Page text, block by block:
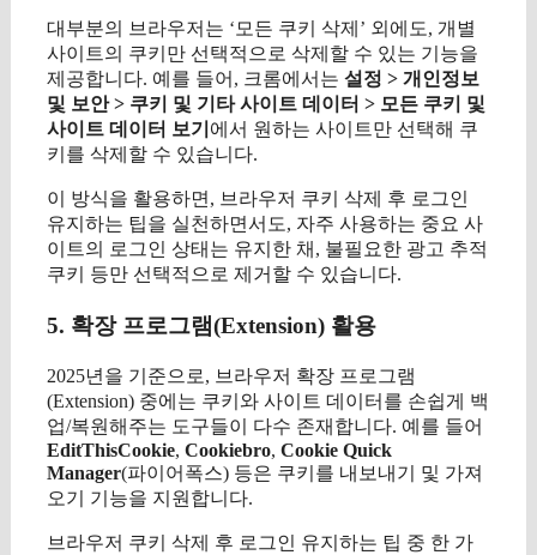
대부분의 브라우저는 ‘모든 쿠키 삭제’ 외에도, 개별
사이트의 쿠키만 선택적으로 삭제할 수 있는 기능을
제공합니다. 예를 들어, 크롬에서는 설정 > 개인정보
및 보안 > 쿠키 및 기타 사이트 데이터 > 모든 쿠키 및
사이트 데이터 보기 에서 원하는 사이트만 선택해 쿠
키를 삭제할 수 있습니다.
이 방식을 활용하면, 브라우저 쿠키 삭제 후 로그인
유지하는 팁을 실천하면서도, 자주 사용하는 중요 사
이트의 로그인 상태는 유지한 채, 불필요한 광고 추적
쿠키 등만 선택적으로 제거할 수 있습니다.
5. 확장 프로그램(Extension) 활용
2025년을 기준으로, 브라우저 확장 프로그램
(Extension) 중에는 쿠키와 사이트 데이터를 손쉽게 백
업/복원해주는 도구들이 다수 존재합니다. 예를 들어
EditThisCookie, Cookiebro, Cookie Quick
Manager(파이어폭스) 등은 쿠키를 내보내기 및 가져
오기 기능을 지원합니다.
브라우저 쿠키 삭제 후 로그인 유지하는 팁 중 한 가